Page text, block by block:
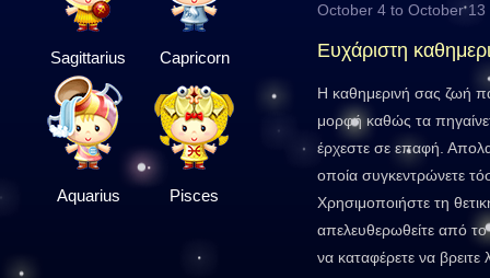
Sagittarius Capricorn
Aquarius Pisces
October 4 to October 13
Ευχάριστη
Η καθημερινή σας ζωή
μορφή καθώς τα
έρχεστε σε επαφή.
οποία συγκεντρώνετε
Χρησιμοποιήστε τη
απελευθερωθείτε από
να καταφέρετε να βρειτε